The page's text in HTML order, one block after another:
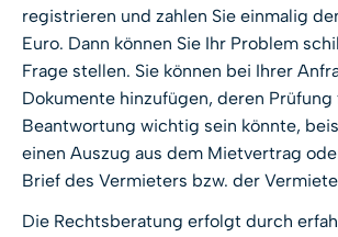
registrieren und zahlen Sie einmalig
Euro. Dann können Sie Ihr Problem
Frage stellen. Sie können bei Ihrer
Dokumente hinzufügen, deren Prüfung
Beantwortung wichtig sein könnte,
einen Auszug aus dem Mietvertrag
Brief des Vermieters bzw. der
Die Rechtsberatung erfolgt durch